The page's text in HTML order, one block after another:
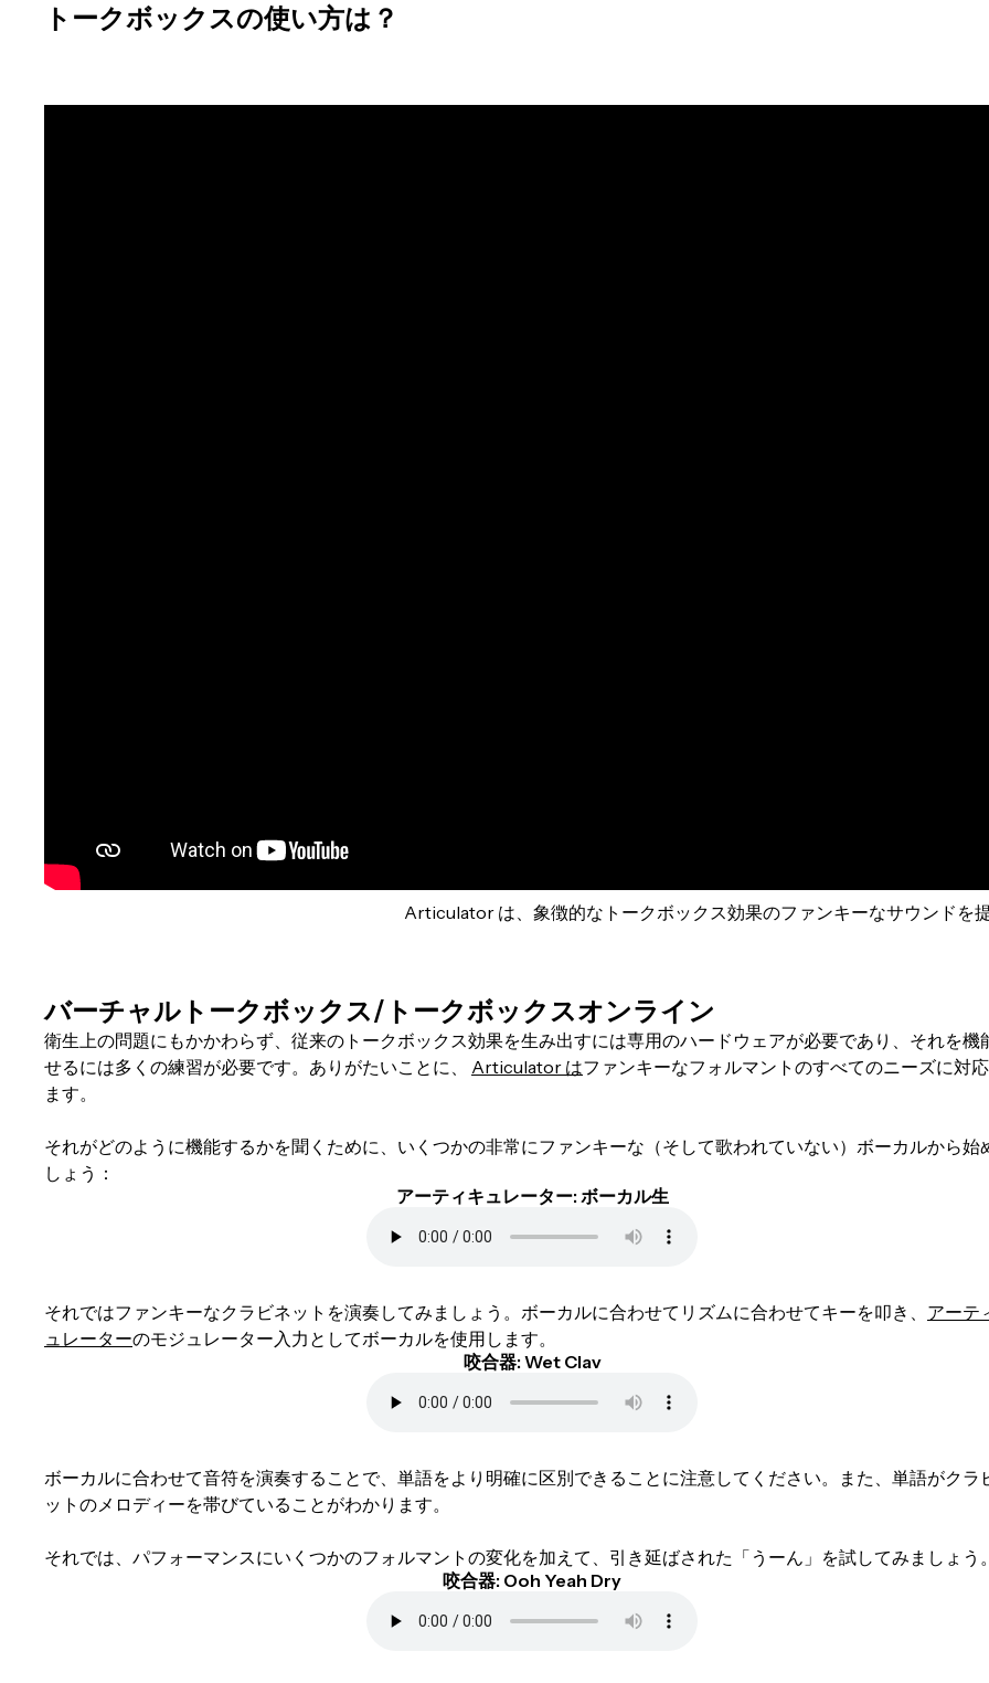
トークボックスの使い方は？
Articulator は、象徴的なトークボックス効果のファンキーなサウンドを提
バーチャルトークボックス/トークボックスオンライン
衛生上の問題にもかかわらず、従来のトークボックス効果を生み出すには専用のハードウェアが必要であり、それを機
せるには多くの練習が必要です。ありがたいことに、 Articulator はファンキーなフォルマントのすべてのニーズに対
ます。
それがどのように機能するかを聞くために、いくつかの非常にファンキーな（そして歌われていない）ボーカルから始
しょう：
アーティキュレーター: ボーカル生
それではファンキーなクラビネットを演奏してみましょう。ボーカルに合わせてリズムに合わせてキーを叩き、 アーテ
ュレーターのモジュレーター入力としてボーカルを使用します。
咬合器: Wet Clav
ボーカルに合わせて音符を演奏することで、単語をより明確に区別できることに注意してください。また、単語がクラ
ットのメロディーを帯びていることがわかります。
それでは、パフォーマンスにいくつかのフォルマントの変化を加えて、引き延ばされた「うーん」を試してみましょう。
咬合器: Ooh Yeah Dry